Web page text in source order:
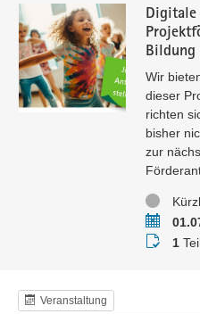
Digitale
Bildung
Wir
dieser
richten
bisher
zur
Status
Termin
1
Veranstaltung